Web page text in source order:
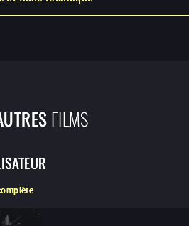
FILMS